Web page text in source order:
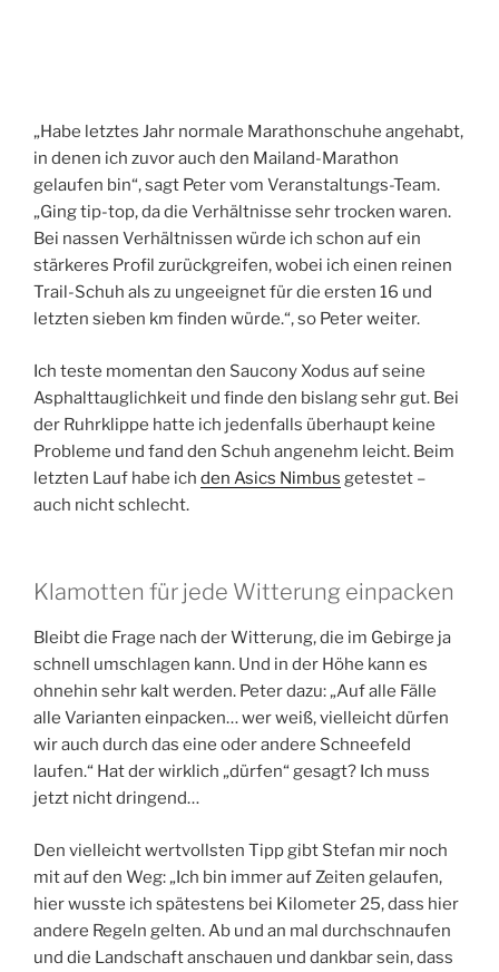
„Habe letztes Jahr normale Marathonschuhe angehabt,
in denen ich zuvor auch den Mailand-Marathon
gelaufen bin“, sagt Peter vom Veranstaltungs-Team.
„Ging tip-top, da die Verhältnisse sehr trocken waren.
Bei nassen Verhältnissen würde ich schon auf ein
stärkeres Profil zurückgreifen, wobei ich einen reinen
Trail-Schuh als zu ungeeignet für die ersten 16 und
letzten sieben km finden würde.“, so Peter weiter.
Ich teste momentan den Saucony Xodus auf seine
Asphalttauglichkeit und finde den bislang sehr gut. Bei
der Ruhrklippe hatte ich jedenfalls überhaupt keine
Probleme und fand den Schuh angenehm leicht. Beim
letzten Lauf habe ich den Asics Nimbus getestet –
auch nicht schlecht.
Klamotten für jede Witterung einpacken
Bleibt die Frage nach der Witterung, die im Gebirge ja
schnell umschlagen kann. Und in der Höhe kann es
ohnehin sehr kalt werden. Peter dazu: „Auf alle Fälle
alle Varianten einpacken… wer weiß, vielleicht dürfen
wir auch durch das eine oder andere Schneefeld
laufen.“ Hat der wirklich „dürfen“ gesagt? Ich muss
jetzt nicht dringend…
Den vielleicht wertvollsten Tipp gibt Stefan mir noch
mit auf den Weg: „Ich bin immer auf Zeiten gelaufen,
hier wusste ich spätestens bei Kilometer 25, dass hier
andere Regeln gelten. Ab und an mal durchschnaufen
und die Landschaft anschauen und dankbar sein, dass